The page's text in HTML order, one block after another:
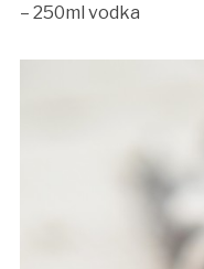
– 250ml vodka